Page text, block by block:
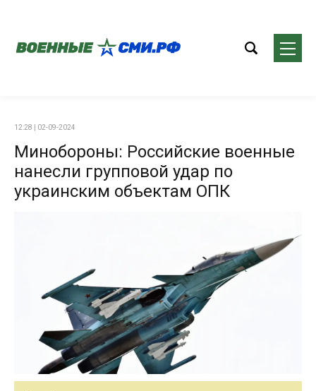
12:28 | 02-09-2024
Минобороны: Российские военные
нанесли групповой удар по
украинским объектам ОПК